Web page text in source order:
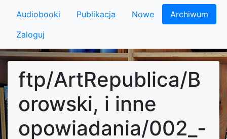
Audiobooki Publikacja Nowe
Archiwum
Zaloguj
ftp/ArtRepublica/B
orowski, i inne
opowiadania/002_-